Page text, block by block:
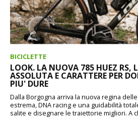
BICICLETTE
LOOK. LA NUOVA 785 HUEZ RS,
ASSOLUTA E CARATTERE PER
PIU' DURE
Dalla Borgogna arriva la nuova regina
estrema, DNA racing e una guidabilità
salite e disegnare le traiettorie migliori. A